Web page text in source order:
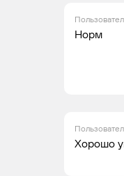
Норм
Хорошо